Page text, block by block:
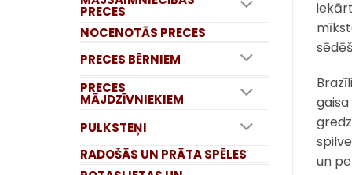
PRECES
NOCENOTĀS PRECES
PRECES BĒRNIEM
PRECES
MĀJDZĪVNIEKIEM
PULKSTEŅI
RADOŠĀS UN PRĀTA SPĒLES
un